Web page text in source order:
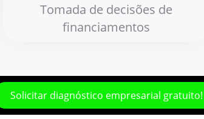
Tomada de decisões de
financiamentos
Solicitar diagnóstico empresarial gratuito!